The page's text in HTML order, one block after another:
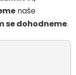
naše
se dohodneme.